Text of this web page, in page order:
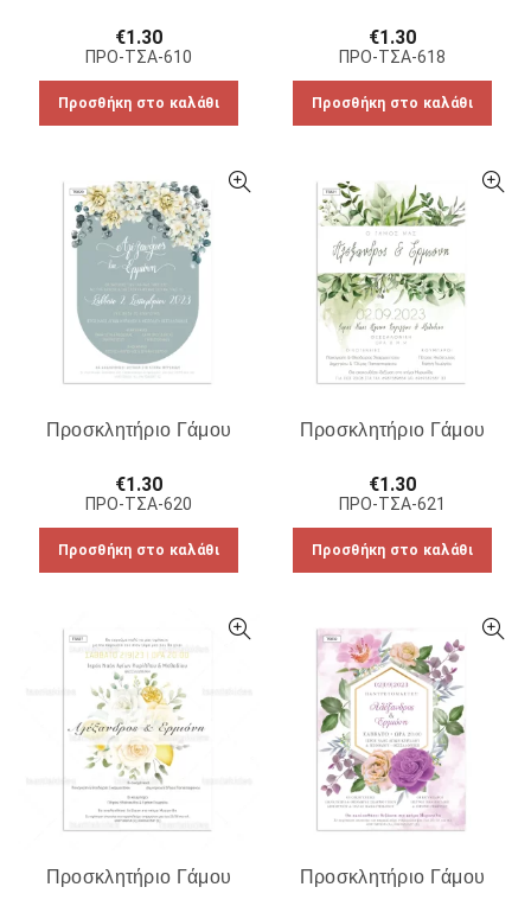
€1.30
ΠΡΟ-ΤΣΑ-610
Προσθήκη στο καλάθι
€1.30
ΠΡΟ-ΤΣΑ-618
Προσθήκη στο καλάθι
Προσκλητήριο Γάμου
€1.30
ΠΡΟ-ΤΣΑ-620
Προσθήκη στο καλάθι
Προσκλητήριο Γάμου
€1.30
ΠΡΟ-ΤΣΑ-621
Προσθήκη στο καλάθι
Προσκλητήριο Γάμου Προσκλητήριο Γάμου